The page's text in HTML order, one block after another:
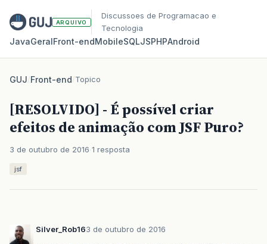
ARQUIVO
Discussoes de Programacao e
Tecnologia
JavaGeralFront‑endMobileSQLJSPHPAndroid
GUJ/Front-end/Topico
[RESOLVIDO] - É possível criar
efeitos de animação com JSF Puro?
3 de outubro de 2016 1 resposta
jsf
Silver_Rob163 de outubro de 2016